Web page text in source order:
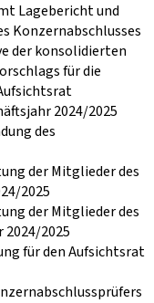
Lagebericht und
Konzernabschlusses
der konsolidierten
für die
2024/2025
des
der Mitglieder des
2025
der Mitglieder des
2024/2025
für den Aufsichtsrat